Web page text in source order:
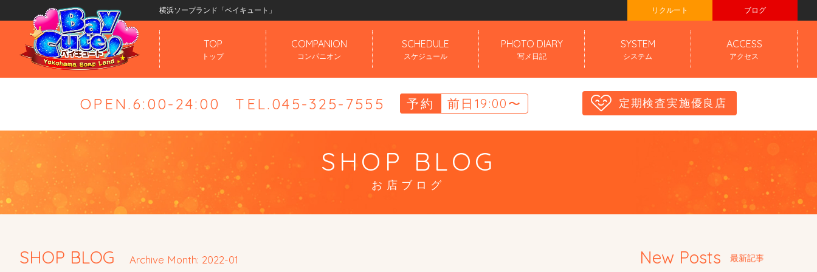
横浜ソープランド「ベイキュート」 リクルート ブログ
TOP
トップ
COMPANION
コンパニオン
SCHEDULE
スケジュール
PHOTO DIARY
写メ日記
SYSTEM
システム
ACCESS
アクセス
OPEN.6:00-24:00 TEL.045-325-7555 予約 前日19:00〜 定期検査実施優良店
SHOP BLOG
お店ブログ
SHOP BLOG Archive Month: 2022-01 New Posts 最新記事